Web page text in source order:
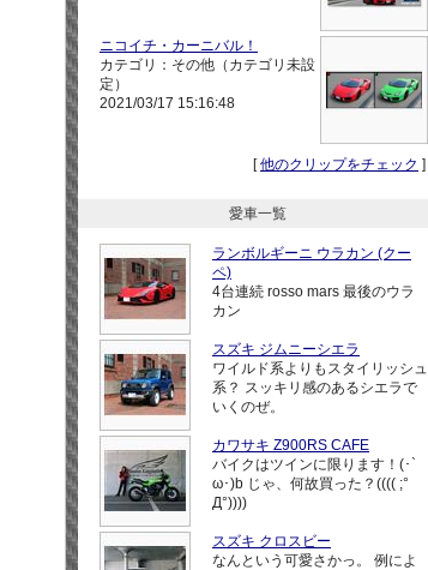
ニコイチ・カーニバル！
カテゴリ：その他（カテゴリ未設
定）
2021/03/17 15:16:48
[他のクリップをチェック ]
愛車一覧
ランボルギーニ ウラカン (クー
ペ)
4台連続 rosso mars 最後のウラ
カン
スズキ ジムニーシエラ
ワイルド系よりもスタイリッシュ
系？ スッキリ感のあるシエラで
いくのぜ。
カワサキ Z900RS CAFE
バイクはツインに限ります！(･`
ω･)b じゃ、何故買った？(((( ;°
Д°))))
スズキ クロスビー
なんという可愛さかっ。 例によ